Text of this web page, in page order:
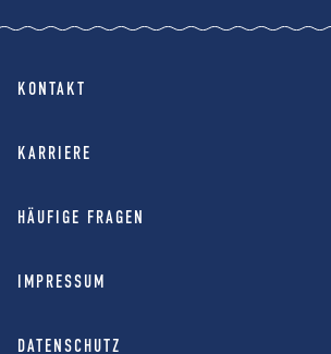
KONTAKT
KARRIERE
HÄUFIGE FRAGEN
IMPRESSUM
DATENSCHUTZ